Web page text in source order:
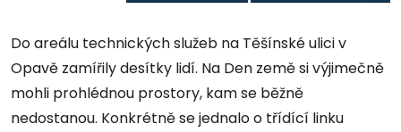
Do areálu technických služeb na Těšínské ulici v
Opavě zamířily desítky lidí. Na Den země si výjimečně
mohli prohlédnou prostory, kam se běžně
nedostanou. Konkrétně se jednalo o třídící linku